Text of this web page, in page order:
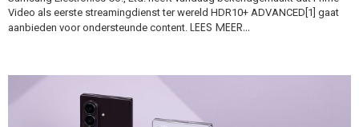
Video als eerste streamingdienst ter wereld HDR10+ ADVANCED[1] gaat
aanbieden voor ondersteunde content. LEES MEER…